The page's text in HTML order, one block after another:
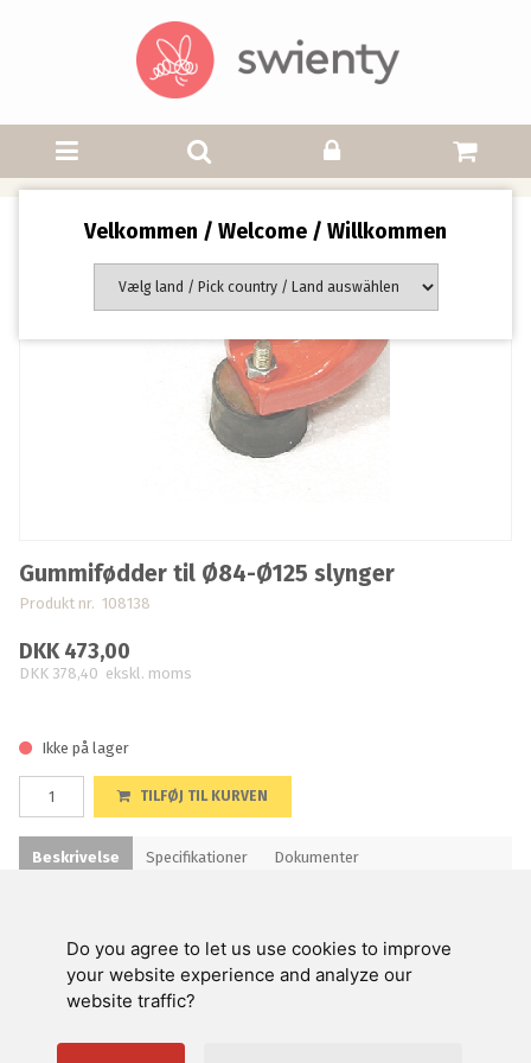
Do you agree to let us use cookies to improve
your website experience and analyze our
website traffic?
Velkommen / Welcome / Willkommen
Gummifødder til Ø84-Ø125 slynger
Produkt nr. 108138
DKK 473,00
DKK 378,40 ekskl. moms
Ikke på lager
TILFØJ TIL KURVEN
Beskrivelse Specifikationer Dokumenter
Swienty A/S
Kundeservice